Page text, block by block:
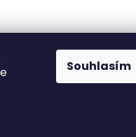
Souhlasím